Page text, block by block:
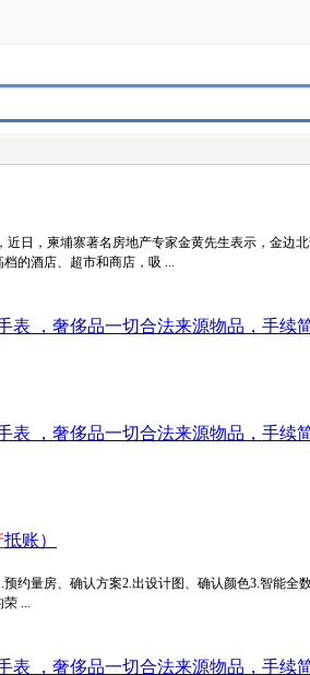
近日，柬埔寨著名房地产专家金黄先生表示，金边
的酒店、超市和商店，吸 ...
表 ，奢侈品一切合法来源物品，手续
表 ，奢侈品一切合法来源物品，手续
抵账）
约量房、确认方案2.出设计图、确认颜色3.智能全
...
表 ，奢侈品一切合法来源物品，手续